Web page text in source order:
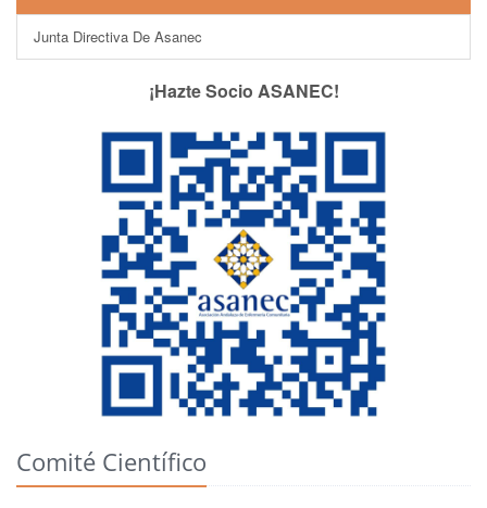
Junta Directiva De Asanec
¡Hazte Socio ASANEC!
Comité Científico